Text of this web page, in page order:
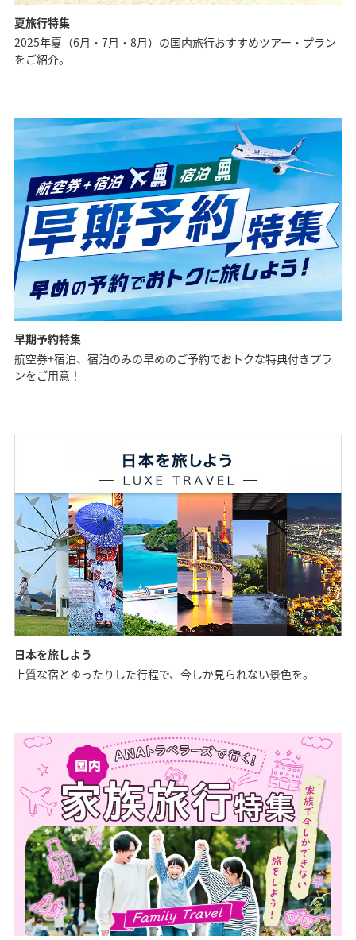
夏旅行特集
2025年夏（6月・7月・8月）の国内旅行おすすめツアー・プラン
をご紹介。
早期予約特集
航空券+宿泊、宿泊のみの早めのご予約でおトクな特典付きプラ
ンをご用意！
日本を旅しよう
上質な宿とゆったりした行程で、今しか見られない景色を。